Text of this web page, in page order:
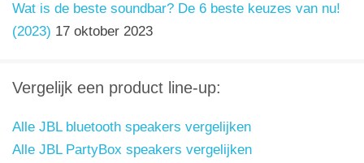
Wat is de beste soundbar? De 6 beste keuzes van nu!
(2023) 17 oktober 2023
Vergelijk een product line-up:
Alle JBL bluetooth speakers vergelijken
Alle JBL PartyBox speakers vergelijken